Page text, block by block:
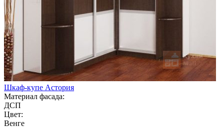
Шкаф-купе Астория
Материал фасада:
ДСП
Цвет:
Венге